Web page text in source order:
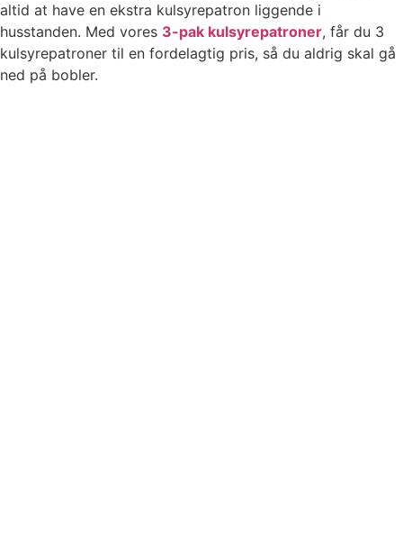
altid at have en ekstra kulsyrepatron liggende i
husstanden. Med vores 3-pak kulsyrepatroner, får du 3
kulsyrepatroner til en fordelagtig pris, så du aldrig skal gå
ned på bobler.